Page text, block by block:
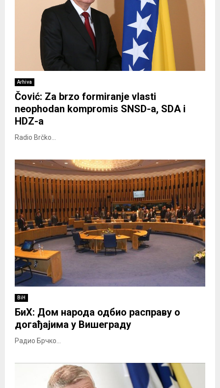
Arhiva
Čović: Za brzo formiranje vlasti
neophodan kompromis SNSD-a, SDA i
HDZ-a
Radio Brčko...
BiH
БиХ: Дом народа одбио расправу о
догађајима у Вишеграду
Радио Брчко...